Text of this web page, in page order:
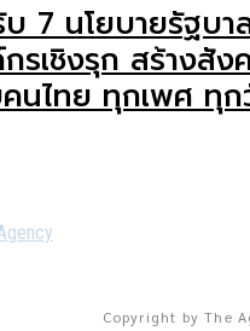
บ 7 นโยบายรัฐบ
รเชิงรุก สร้างสัง
คนไทย ทุกเพศ ทุ
Copyright by The